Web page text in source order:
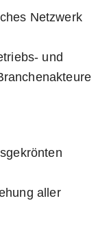
Netzwerk
und
aller